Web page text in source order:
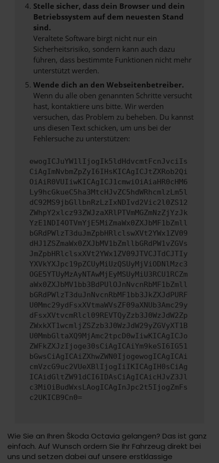
Stelle sicher, dass dein Browser und dein
Betriebssystem auf dem neuesten Stand
sind.
Veraltete Software birgt nicht nur ein
Sicherheitsrisiko, sondern kann auch dazu
führen, dass bestimmte Funktionen nicht mehr
unterstützt werden.
Wende dich an den Webseitenbetreiber.
Wenn du alle oben genannten Schritte versucht
hast, kontaktiere uns bitte. Wir werden
versuchen, das Problem zu beheben. Du kannst
uns diesen Text schicken, um uns bei der
Fehlersuche zu unterstützen:
ewogICJuYW1lIjogIk5ldHdvcmtFcnJvciIs
CiAgImNvbmZpZyI6IHsKICAgICJtZXRob2Qi
OiAiR0VUIiwKICAgICJ1cmwiOiAiaHR0cHM6
Ly9hcGkueC5ha3MtcHJvZC5hdWRhcmlzLm5l
dC92MS9jbGllbnRzLzIxNDIvd2Vic2l0ZS12
ZWhpY2xlcz93ZWJzaXRlPTVmMGZmNzZjYzJk
YzE1NDI4OTVmYjE5MiZmaWx0ZXJbMF1bZmll
bGRdPWlzT3duJmZpbHRlclswXVt2YWx1ZV09
dHJ1ZSZmaWx0ZXJbMV1bZmllbGRdPW1vZGVs
JmZpbHRlclsxXVt2YWx1ZV09JTVCJTdCJTIy
YXVkYXJpc19pZCUyMiUzQSUyMjViODNlMzc3
OGE5YTUyMzAyNTAwMjEyMSUyMiU3RCU1RCZm
aWx0ZXJbMV1bb3BdPUlOJnNvcnRbMF1bZmll
bGRdPWlzT3duJnNvcnRbMF1bb3JkZXJdPURF
U0Mmc29ydFsxXVtmaWVsZF09aXNUb3Amc29y
dFsxXVtvcmRlcl09REVTQyZzb3J0WzJdW2Zp
ZWxkXT1wcmljZSZzb3J0WzJdW29yZGVyXT1B
U0MmbGltaXQ9MjAmc2tpcD0wIiwKICAgICJo
ZWFkZXJzIjoge30sCiAgICAiYm9keSI6IG51
bGwsCiAgICAiZXhwZWN0IjogewogICAgICAi
cmVzcG9uc2VUeXBlIjogIiIKICAgIH0sCiAg
ICAidGltZW91dCI6IDAsCiAgICAicHJvZ3Jl
c3MiOiBudWxsLAogICAgInJpc2t5IjogZmFs
c2UKICB9Cn0=
Wie Sie an Ihren Škoda Octavia gelangen? Das ist ganz
einfach. Auf Wunsch ordern Sie Ihr Fahrzeug direkt bei
uns und setzen dabei auf unsere erstklassige